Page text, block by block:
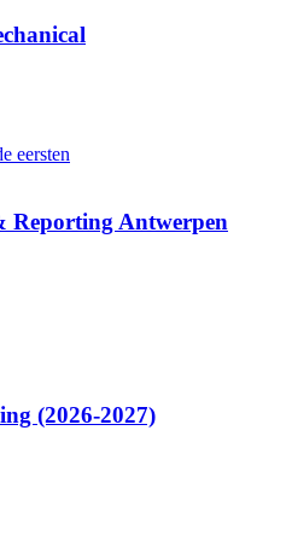
eersten
Reporting Antwerpen
(2026-2027)